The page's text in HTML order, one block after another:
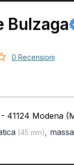
Bulzaga
0 Recensioni
41124 Modena
(45 min),